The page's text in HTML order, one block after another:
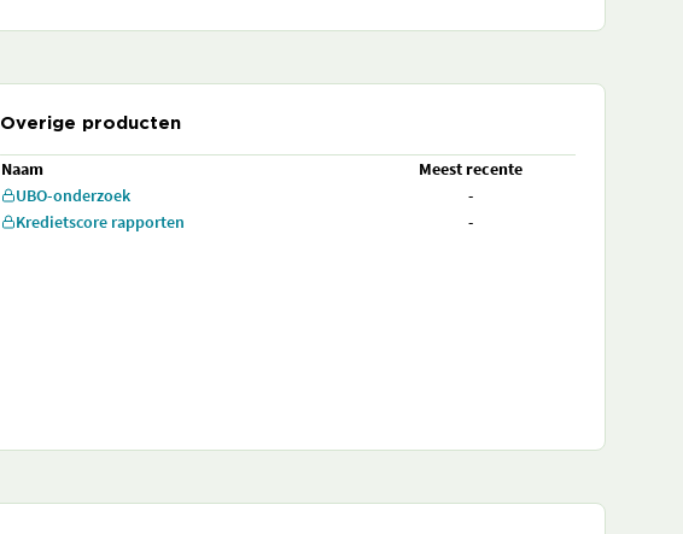
Overige producten
Naam
Meest recente
UBO-onderzoek
-
Kredietscore rapporten
-